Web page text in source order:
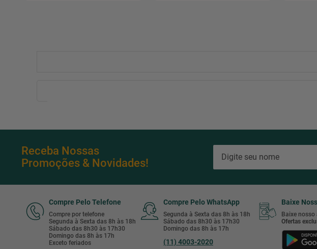
Receba Nossas
Promoções & Novidades!
Compre Pelo Telefone
Compre por telefone
Segunda à Sexta das 8h às 18h
Sábado das 8h30 às 17h30
Domingo das 8h às 17h
Exceto feriados
Compre Pelo WhatsApp
Segunda à Sexta das 8h às 18h
Sábado das 8h30 às 17h30
Domingo das 8h às 17h
(11) 4003-2020
Baixe
Baixe nosso
Ofertas